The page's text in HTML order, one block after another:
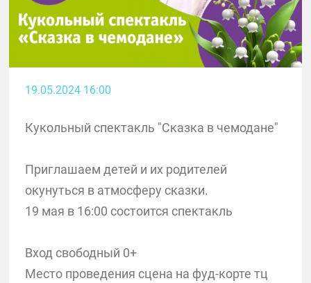
19.05.2024 16:00
Кукольный спектакль "Сказка в чемодане"
Приглашаем детей и их родителей
окунуться в атмосферу сказки.
19 мая в 16:00 состоится спектакль
Вход свободный 0+
Место проведения сцена на фуд-корте тц